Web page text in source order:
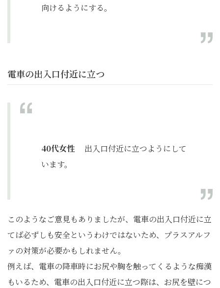
向けるようにする。
電車の出入口付近に立つ
40代女性 出入口付近に立つようにして
います。
このようなご意見もありましたが、電車の出入口付近に立
てば必ずしも安全というわけではないため、プラスアルフ
ァの対策が必要かもしれません。
例えば、電車の降車時にお尻や胸を触ってくるような痴漢
もいるため、電車の出入口付近に立つ際は、お尻を壁につ